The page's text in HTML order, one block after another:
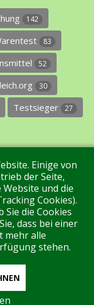
142
83
52
30
Testsieger 27
Kontakt
online
Einige von
der Seite,
und die
Cookies).
Sie die Cookies
dass bei einer
mehr alle
stehen.